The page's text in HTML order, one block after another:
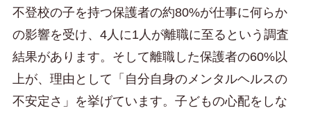
不登校の子を持つ保護者の約80%が仕事に何らか
の影響を受け、4人に1人が離職に至るという調査
結果があります。そして離職した保護者の60%以
上が、理由として「自分自身のメンタルヘルスの
不安定さ」を挙げています。子どもの心配をしな